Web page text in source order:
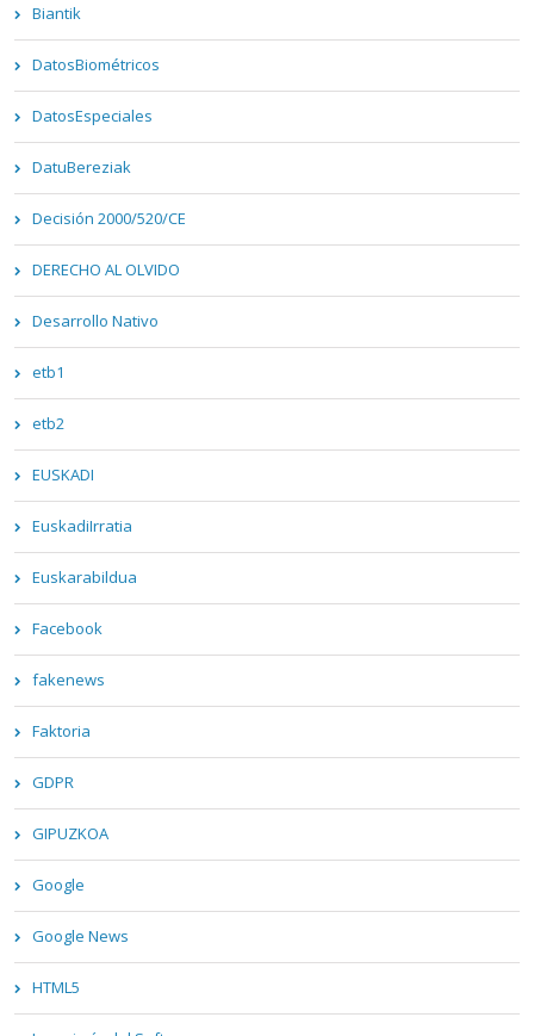
Biantik
DatosBiométricos
DatosEspeciales
DatuBereziak
Decisión 2000/520/CE
DERECHO AL OLVIDO
Desarrollo Nativo
etb1
etb2
EUSKADI
EuskadiIrratia
Euskarabildua
Facebook
fakenews
Faktoria
GDPR
GIPUZKOA
Google
Google News
HTML5